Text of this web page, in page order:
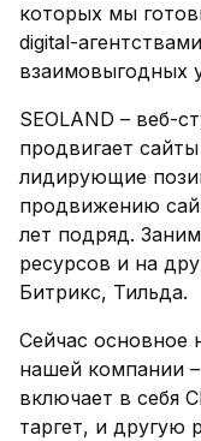
которых мы
digital-
взаимовыгодных
SEOLAND – веб-
продвигает
лидирующие
продвижению
лет подряд.
ресурсов и на
Битрикс, Тильда.
Сейчас основное
нашей компании
включает в себя
таргет, и другую